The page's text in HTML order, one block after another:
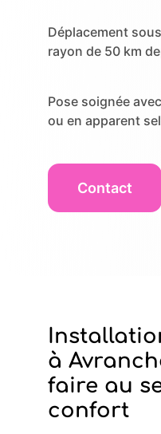
Déplacement
rayon de 50 km
Pose soignée
ou en apparent
Contact
à
faire au
confort